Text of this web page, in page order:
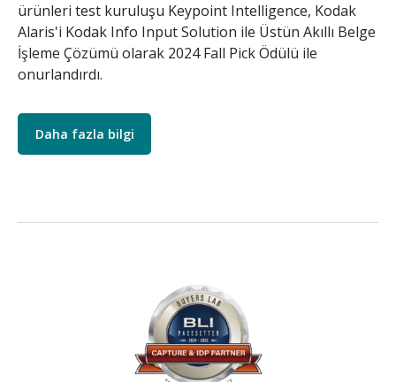
ürünleri test kuruluşu Keypoint Intelligence, Kodak
Alaris'i Kodak Info Input Solution ile Üstün Akıllı Belge
İşleme Çözümü olarak 2024 Fall Pick Ödülü ile
onurlandırdı.
Daha fazla bilgi